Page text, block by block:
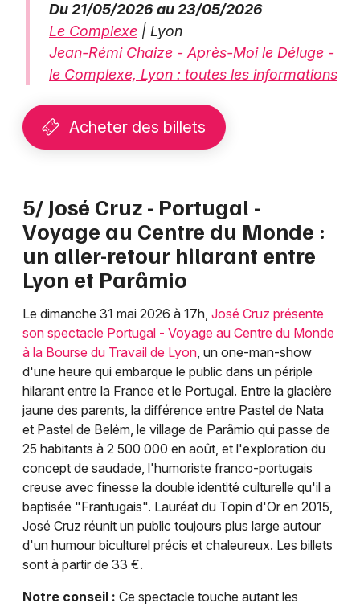
Du 21/05/2026 au 23/05/2026
Le Complexe | Lyon
Jean-Rémi Chaize - Après-Moi le Déluge -
le Complexe, Lyon : toutes les informations
Acheter des billets
5/ José Cruz - Portugal -
Voyage au Centre du Monde :
un aller-retour hilarant entre
Lyon et Parâmio
Le dimanche 31 mai 2026 à 17h, José Cruz présente
son spectacle Portugal - Voyage au Centre du Monde
à la Bourse du Travail de Lyon, un one-man-show
d'une heure qui embarque le public dans un périple
hilarant entre la France et le Portugal. Entre la glacière
jaune des parents, la différence entre Pastel de Nata
et Pastel de Belém, le village de Parâmio qui passe de
25 habitants à 2 500 000 en août, et l'exploration du
concept de saudade, l'humoriste franco-portugais
creuse avec finesse la double identité culturelle qu'il a
baptisée "Frantugais". Lauréat du Topin d'Or en 2015,
José Cruz réunit un public toujours plus large autour
d'un humour biculturel précis et chaleureux. Les billets
sont à partir de 33 €.
Notre conseil : Ce spectacle touche autant les